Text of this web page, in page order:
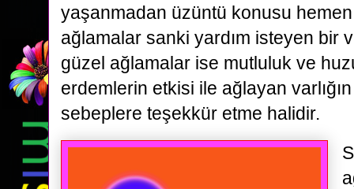
yaşanmadan üzüntü konusu
ağlamalar sanki yardım isteyen bir
güzel ağlamalar ise mutluluk ve
erdemlerin etkisi ile ağlayan
sebeplere teşekkür etme halidir.